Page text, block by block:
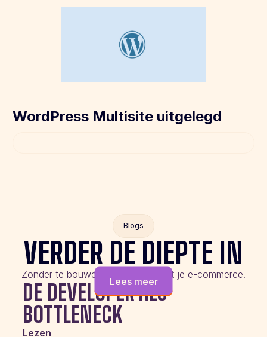
WordPress Multisite uitgelegd
Blogs
VERDER DE DIEPTE IN
Zonder te bouwen aan de slag met je e-commerce.
Lees meer
DE DEVELOPER ALS
BOTTLENECK
Lezen